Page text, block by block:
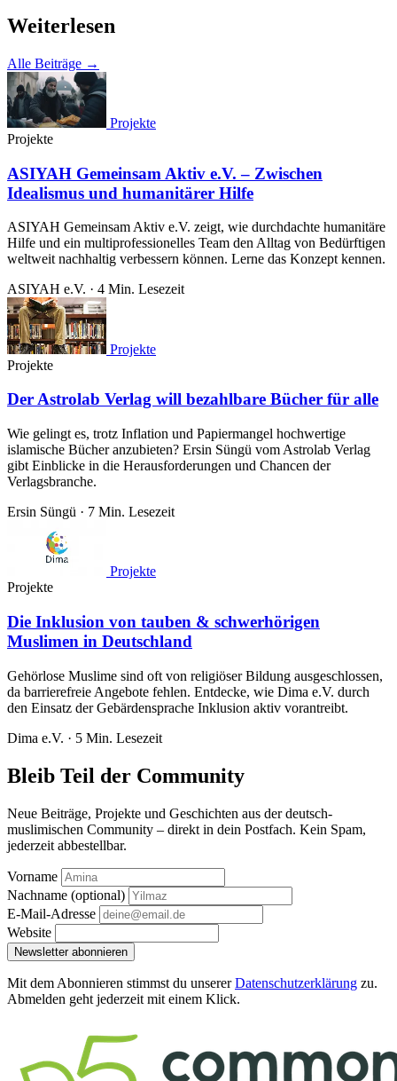
Weiterlesen
Alle Beiträge →
Projekte
Projekte
ASIYAH Gemeinsam Aktiv e.V. – Zwischen
Idealismus und humanitärer Hilfe
ASIYAH Gemeinsam Aktiv e.V. zeigt, wie durchdachte humanitäre
Hilfe und ein multiprofessionelles Team den Alltag von Bedürftigen
weltweit nachhaltig verbessern können. Lerne das Konzept kennen.
ASIYAH e.V. · 4 Min. Lesezeit
Projekte
Projekte
Der Astrolab Verlag will bezahlbare Bücher für alle
Wie gelingt es, trotz Inflation und Papiermangel hochwertige
islamische Bücher anzubieten? Ersin Süngü vom Astrolab Verlag
gibt Einblicke in die Herausforderungen und Chancen der
Verlagsbranche.
Ersin Süngü · 7 Min. Lesezeit
Projekte
Projekte
Die Inklusion von tauben & schwerhörigen
Muslimen in Deutschland
Gehörlose Muslime sind oft von religiöser Bildung ausgeschlossen,
da barrierefreie Angebote fehlen. Entdecke, wie Dima e.V. durch
den Einsatz der Gebärdensprache Inklusion aktiv vorantreibt.
Dima e.V. · 5 Min. Lesezeit
Bleib Teil der Community
Neue Beiträge, Projekte und Geschichten aus der deutsch-
muslimischen Community – direkt in dein Postfach. Kein Spam,
jederzeit abbestellbar.
Vorname
Nachname (optional)
E-Mail-Adresse
Website
Newsletter abonnieren
Mit dem Abonnieren stimmst du unsererDatenschutzerklärung zu.
Abmelden geht jederzeit mit einem Klick.